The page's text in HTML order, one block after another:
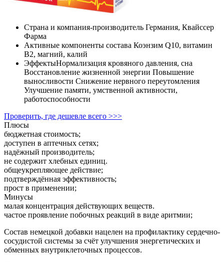
Страна и компания-производитель Германия, Квайссер
Фарма
Активные компоненты состава Коэнзим Q10, витамин
B2, магний, калий
ЭффектыНормализация кровяного давления, сна
Восстановление жизненной энергии Повышение
выносливости Снижение нервного переутомления
Улучшение памяти, умственной активности,
работоспособности
Проверить, где дешевле всего >>>
Плюсы
бюджетная стоимость;
доступен в аптечных сетях;
надёжный производитель;
не содержит хлебных единиц.
общеукрепляющее действие;
подтверждённая эффективность;
прост в применении;
Минусы
малая концентрация действующих веществ.
частое проявление побочных реакций в виде аритмии;
Состав немецкой добавки нацелен на профилактику сердечно-
сосудистой системы за счёт улучшения энергетических и
обменных внутриклеточных процессов.